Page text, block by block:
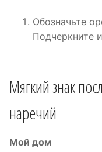
Обозначьте
Подчеркните
Мягкий знак
наречий
Мой дом